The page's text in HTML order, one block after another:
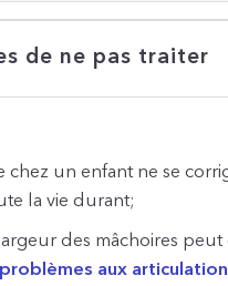
de ne pas traiter
un enfant ne se
la vie durant;
des mâchoires
problèmes aux